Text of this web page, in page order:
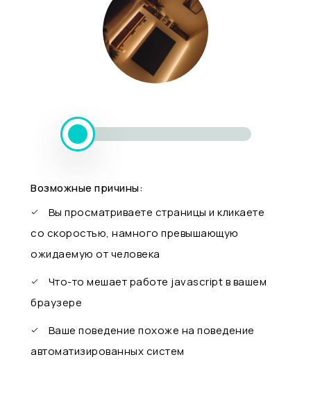
Возможные причины:
Вы просматриваете страницы и кликаете
со скоростью, намного превышающую
ожидаемую от человека
Что-то мешает работе javascript в вашем
браузере
Ваше поведение похоже на поведение
автоматизированных систем